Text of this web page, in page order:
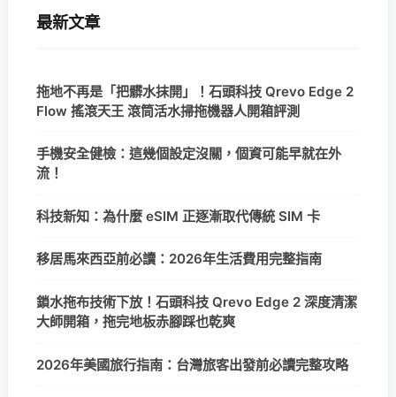
最新文章
拖地不再是「把髒水抹開」！石頭科技 Qrevo Edge 2
Flow 搖滾天王 滾筒活水掃拖機器人開箱評測
手機安全健檢：這幾個設定沒關，個資可能早就在外
流！
科技新知：為什麼 eSIM 正逐漸取代傳統 SIM 卡
移居馬來西亞前必讀：2026年生活費用完整指南
鎖水拖布技術下放！石頭科技 Qrevo Edge 2 深度清潔
大師開箱，拖完地板赤腳踩也乾爽
2026年美國旅行指南：台灣旅客出發前必讀完整攻略